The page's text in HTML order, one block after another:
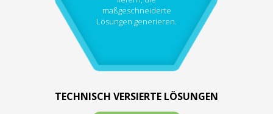
maßgeschneiderte
Lösungen generieren.
TECHNISCH VERSIERTE LÖSUNGEN